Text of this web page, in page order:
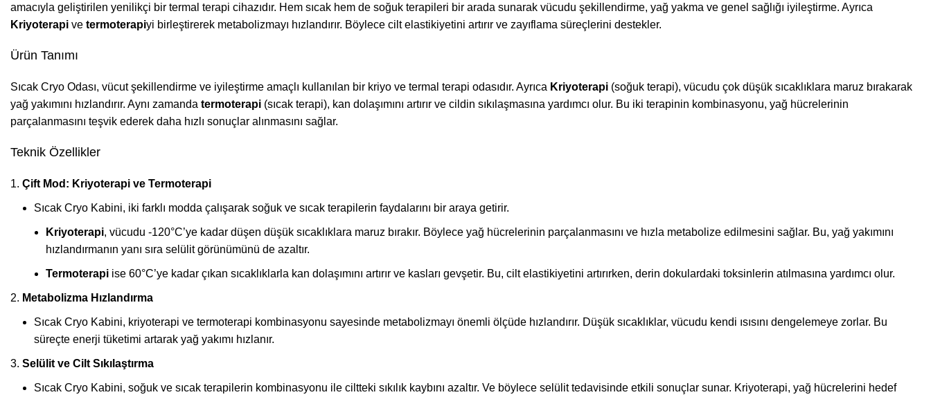
amacıyla geliştirilen yenilikçi bir termal terapi cihazıdır. Hem sıcak hem de soğuk terapileri bir arada sunarak vücudu şekillendirme, yağ yakma ve genel sağlığı iyileştirme. Ayrıca
Kriyoterapi ve termoterapiyi birleştirerek metabolizmayı hızlandırır. Böylece cilt elastikiyetini artırır ve zayıflama süreçlerini destekler.
Ürün Tanımı
Sıcak Cryo Odası, vücut şekillendirme ve iyileştirme amaçlı kullanılan bir kriyo ve termal terapi odasıdır. Ayrıca Kriyoterapi (soğuk terapi), vücudu çok düşük sıcaklıklara maruz bırakarak
yağ yakımını hızlandırır. Aynı zamanda termoterapi (sıcak terapi), kan dolaşımını artırır ve cildin sıkılaşmasına yardımcı olur. Bu iki terapinin kombinasyonu, yağ hücrelerinin
parçalanmasını teşvik ederek daha hızlı sonuçlar alınmasını sağlar.
Teknik Özellikler
Çift Mod: Kriyoterapi ve Termoterapi
Sıcak Cryo Kabini, iki farklı modda çalışarak soğuk ve sıcak terapilerin faydalarını bir araya getirir.
Kriyoterapi, vücudu -120°C’ye kadar düşen düşük sıcaklıklara maruz bırakır. Böylece yağ hücrelerinin parçalanmasını ve hızla metabolize edilmesini sağlar. Bu, yağ yakımını
hızlandırmanın yanı sıra selülit görünümünü de azaltır.
Termoterapi ise 60°C’ye kadar çıkan sıcaklıklarla kan dolaşımını artırır ve kasları gevşetir. Bu, cilt elastikiyetini artırırken, derin dokulardaki toksinlerin atılmasına yardımcı olur.
Metabolizma Hızlandırma
Sıcak Cryo Kabini, kriyoterapi ve termoterapi kombinasyonu sayesinde metabolizmayı önemli ölçüde hızlandırır. Düşük sıcaklıklar, vücudu kendi ısısını dengelemeye zorlar. Bu
süreçte enerji tüketimi artarak yağ yakımı hızlanır.
Selülit ve Cilt Sıkılaştırma
Sıcak Cryo Kabini, soğuk ve sıcak terapilerin kombinasyonu ile ciltteki sıkılık kaybını azaltır. Ve böylece selülit tedavisinde etkili sonuçlar sunar. Kriyoterapi, yağ hücrelerini hedef